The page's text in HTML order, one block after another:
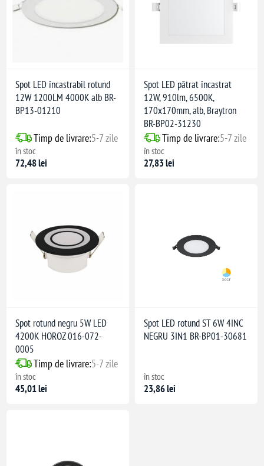
Spot LED încastrabil rotund
12W 1200LM 4000K alb BR-
BP13-01210
Timp de livrare:5-7 zile
în stoc
72,48 lei
Spot LED pătrat încastrat
12W, 910lm, 6500K,
170x170mm, alb, Braytron
BR-BP02-31230
Timp de livrare:5-7 zile
în stoc
27,83 lei
Spot rotund negru 5W LED
4200K HOROZ 016-072-
0005
Timp de livrare:5-7 zile
în stoc
45,01 lei
Spot LED rotund ST 6W 4INC
NEGRU 3IN1 BR-BP01-30681
în stoc
23,86 lei